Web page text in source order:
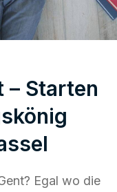
– Starten
Egal wo die